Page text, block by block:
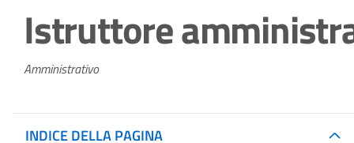
Istruttore
Amministrativo
INDICE DELLA PAGINA